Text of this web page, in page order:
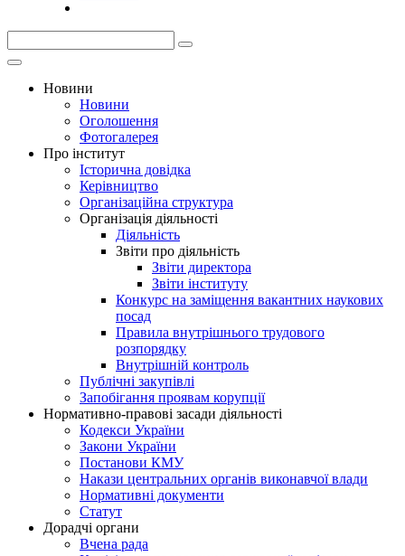
Новини
Новини
Оголошення
Фотогалерея
Про інститут
Історична довідка
Керівництво
Організаційна структура
Організація діяльності
Діяльність
Звіти про діяльність
Звіти директора
Звіти інституту
Конкурс на заміщення вакантних наукових
посад
Правила внутрішнього трудового
розпорядку
Внутрішній контроль
Публічні закупівлі
Запобігання проявам корупції
Нормативно-правові засади діяльності
Кодекси України
Закони України
Постанови КМУ
Накази центральних органів виконавчої влади
Нормативні документи
Статут
Дорадчі органи
Вчена рада